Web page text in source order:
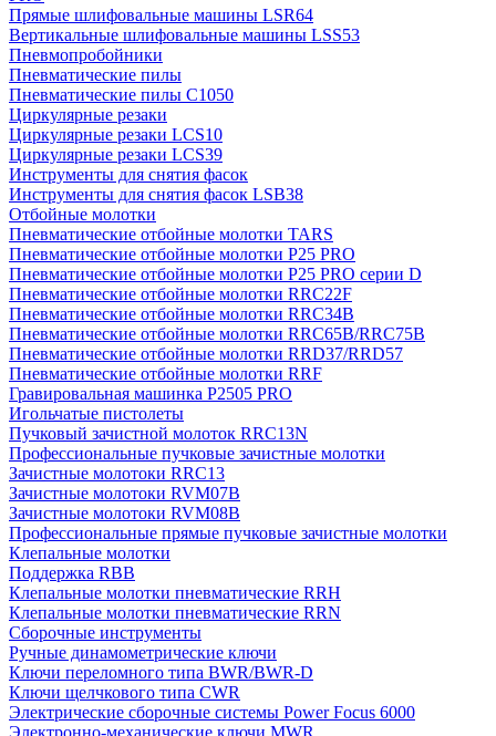
Прямые шлифовальные машины LSR64
Вертикальные шлифовальные машины LSS53
Пневмопробойники
Пневматические пилы
Пневматические пилы C1050
Циркулярные резаки
Циркулярные резаки LCS10
Циркулярные резаки LCS39
Инструменты для снятия фасок
Инструменты для снятия фасок LSB38
Отбойные молотки
Пневматические отбойные молотки TARS
Пневматические отбойные молотки P25 PRO
Пневматические отбойные молотки P25 PRO серии D
Пневматические отбойные молотки RRC22F
Пневматические отбойные молотки RRC34B
Пневматические отбойные молотки RRC65B/RRC75B
Пневматические отбойные молотки RRD37/RRD57
Пневматические отбойные молотки RRF
Гравировальная машинка P2505 PRO
Игольчатые пистолеты
Пучковый зачистной молоток RRC13N
Профессиональные пучковые зачистные молотки
Зачистные молотоки RRC13
Зачистные молотоки RVM07B
Зачистные молотоки RVM08B
Профессиональные прямые пучковые зачистные молотки
Клепальные молотки
Поддержка RBB
Клепальные молотки пневматические RRH
Клепальные молотки пневматические RRN
Сборочные инструменты
Ручные динамометрические ключи
Ключи переломного типа BWR/BWR-D
Ключи щелчкового типа CWR
Электрические сборочные системы Power Focus 6000
Электронно-механические ключи MWR